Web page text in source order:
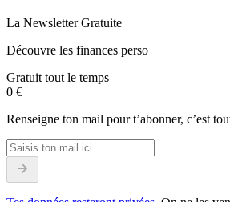
La Newsletter Gratuite
Découvre les finances perso
Gratuit tout le temps
0 €
Renseigne ton mail pour t’abonner, c’est